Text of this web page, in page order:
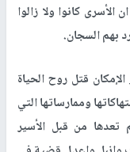
كانوا ولا زالوا
بهم السجان.
قتل روح الحياة
وممارساتها التي
من قبل الأسير